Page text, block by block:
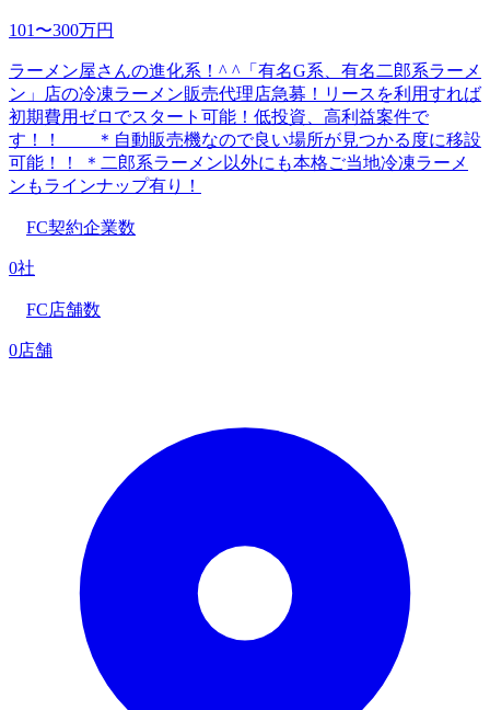
101〜300万円
ラーメン屋さんの進化系！^ ^「有名G系、有名二郎系ラーメ
ン」店の冷凍ラーメン販売代理店急募！リースを利用すれば
初期費用ゼロでスタート可能！低投資、高利益案件で
す！！ ＊自動販売機なので良い場所が見つかる度に移設
可能！！ ＊二郎系ラーメン以外にも本格ご当地冷凍ラーメ
ンもラインナップ有り！
FC契約企業数
0社
FC店舗数
0店舗